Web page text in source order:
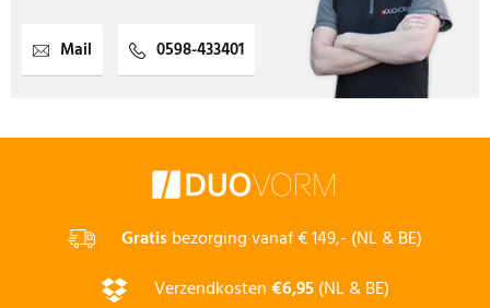
Mail 0598-433401
Gratisbezorging vanaf € 149,- (NL & BE)
Verzendkosten€6,95(NL & BE)